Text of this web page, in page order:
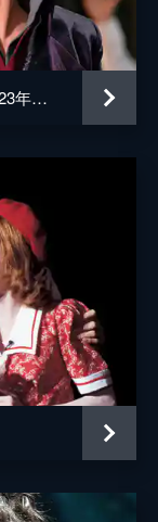
1789 －バスティーユの恋人たち－（'23年星組・東京・千秋楽）